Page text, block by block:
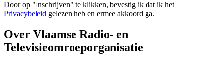
Door op "Inschrijven" te klikken, bevestig ik dat ik het
Privacybeleid gelezen heb en ermee akkoord ga.
Over Vlaamse Radio- en
Televisieomroeporganisatie